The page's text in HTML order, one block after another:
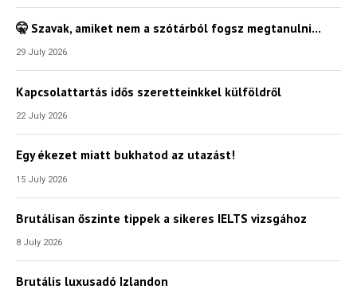
Válaszd ki az ajándékod amit
ízutazás
Költözünk!
Utazási
poszter
🤫 Szavak, amiket nem a szótárból fogsz megtanulni…
29 July 2026
Kapcsolattartás idős szeretteinkkel külföldről
22 July 2026
Egy ékezet miatt bukhatod az utazást!
15 July 2026
Brutálisan őszinte tippek a sikeres IELTS vizsgához
8 July 2026
Brutális luxusadó Izlandon